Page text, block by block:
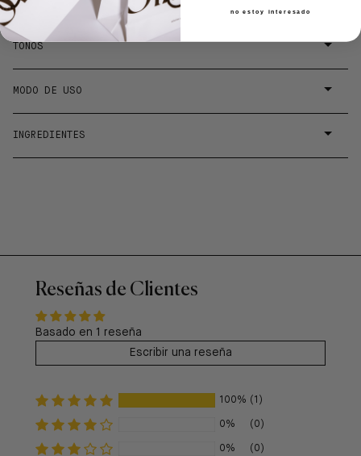
TONOS
MODO DE USO
INGREDIENTES
Reseñas de Clientes
Basado en 1 reseña
Escribir una reseña
100% (1)
0% (0)
0% (0)
no estoy interesado